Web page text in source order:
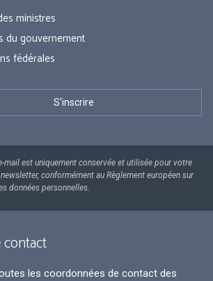
ministres
du gouvernement
fédérales
mail est uniquement conservée et utilisée pour votre
conformément au Règlement européen sur
données personnelles.
les coordonnées de contact des